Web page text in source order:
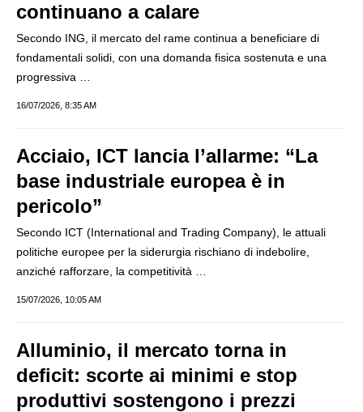
continuano a calare
Secondo ING, il mercato del rame continua a beneficiare di
fondamentali solidi, con una domanda fisica sostenuta e una
progressiva …
16/07/2026, 8:35 AM
Acciaio, ICT lancia l’allarme: “La
base industriale europea è in
pericolo”
Secondo ICT (International and Trading Company), le attuali
politiche europee per la siderurgia rischiano di indebolire,
anziché rafforzare, la competitività …
15/07/2026, 10:05 AM
Alluminio, il mercato torna in
deficit: scorte ai minimi e stop
produttivi sostengono i prezzi